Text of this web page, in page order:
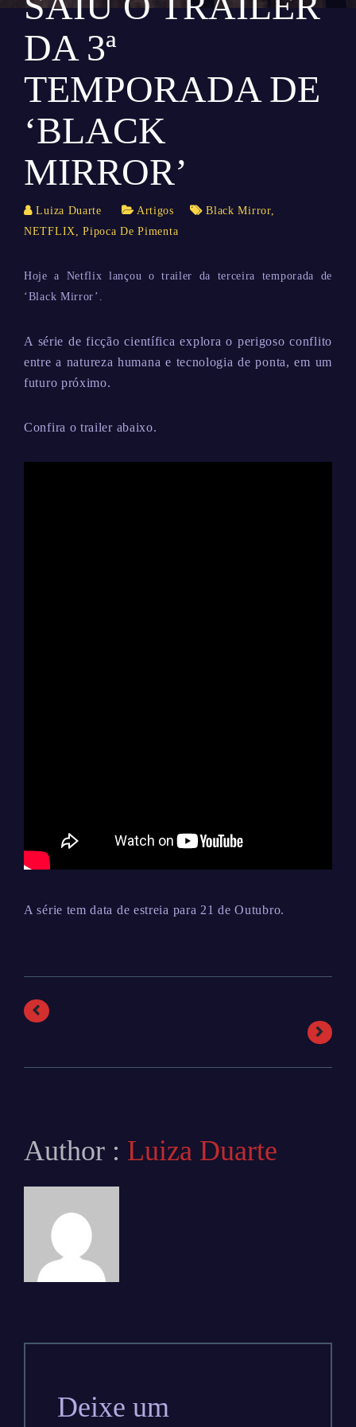
DA 3ª
TEMPORADA DE
‘BLACK
MIRROR’
Luiza Duarte Artigos Black Mirror,
NETFLIX,Pipoca De Pimenta
Hoje a Netflix lançou o trailer da terceira temporada de
‘Black Mirror’.
A série de ficção científica explora o perigoso conflito
entre a natureza humana e tecnologia de ponta, em um
futuro próximo.
Confira o trailer abaixo.
A série tem data de estreia para 21 de Outubro.
Author : Luiza Duarte
Deixe um